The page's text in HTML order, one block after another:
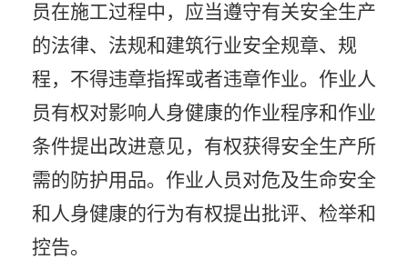
员在施工过程中，应当遵守有关安全生产
的法律、法规和建筑行业安全规章、规
程，不得违章指挥或者违章作业。作业人
员有权对影响人身健康的作业程序和作业
条件提出改进意见，有权获得安全生产所
需的防护用品。作业人员对危及生命安全
和人身健康的行为有权提出批评、检举和
控告。